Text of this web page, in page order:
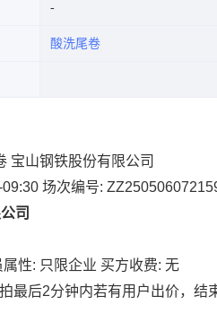
酸洗尾卷
宝山钢铁股份有限公司
09:30 场次编号:
司
属性: 只限企业 买方收费: 无
最后2分钟内若有用户出价，结